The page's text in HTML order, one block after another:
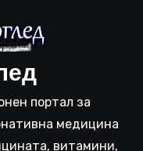
портал за
медицина
витамини,